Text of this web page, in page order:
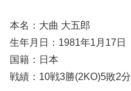
本名：大曲 大五郎
生年月日：1981年1月17日
国籍：日本
戦績：10戦3勝(2KO)5敗2分